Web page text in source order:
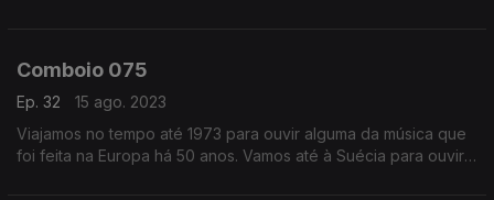
Comboio 075
Ep. 32
15 ago. 2023
Viajamos no tempo até 1973 para ouvir alguma da música que
foi feita na Europa há 50 anos. Vamos até à Suécia para ouvir